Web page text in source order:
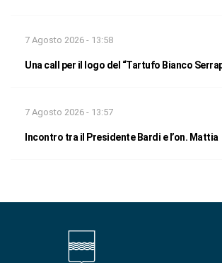
7 Agosto 2026 - 13:58
Una call per il logo del “Tartufo Bianco
7 Agosto 2026 - 13:57
Incontro tra il Presidente Bardi e l’on. Mattia